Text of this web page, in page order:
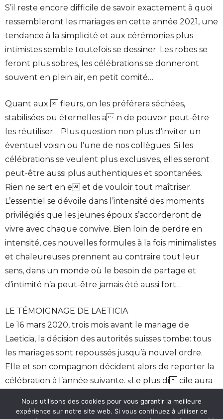
S’il reste encore difficile de savoir exactement à quoi
ressembleront les mariages en cette année 2021, une
tendance à la simplicité et aux cérémonies plus
intimistes semble toutefois se dessiner. Les robes se
feront plus sobres, les célébrations se donneront
souvent en plein air, en petit comité…
Quant aux  fleurs, on les préférera séchées,
stabilisées ou éternelles a n de pouvoir peut-être
les réutiliser… Plus question non plus d’inviter un
éventuel voisin ou l’une de nos collègues. Si les
célébrations se veulent plus exclusives, elles seront
peut-être aussi plus authentiques et spontanées.
Rien ne sert en e et de vouloir tout maîtriser.
L’essentiel se dévoile dans l’intensité des moments
privilégiés que les jeunes époux s’accorderont de
vivre avec chaque convive. Bien loin de perdre en
intensité, ces nouvelles formules à la fois minimalistes
et chaleureuses prennent au contraire tout leur
sens, dans un monde où le besoin de partage et
d’intimité n’a peut-être jamais été aussi fort…
LE TÉMOIGNAGE DE LAETICIA
Le 16 mars 2020, trois mois avant le mariage de
Laeticia, la décision des autorités suisses tombe: tous
les mariages sont repoussés jusqu’à nouvel ordre.
Elle et son compagnon décident alors de reporter la
célébration à l’année suivante. «Le plus di cile aura
10 ans de notre rencontre.» Loin de se laisser abattre,
Notre site utilise des cookies. Pour en savoir plus, rendez-vous
Nous utilisons des cookies pour vous garantir la meilleure
expérience sur notre site web. Si vous continuez à utiliser ce